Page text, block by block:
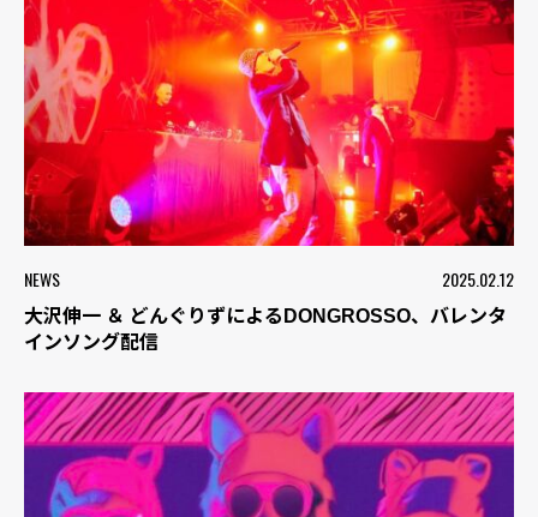
NEWS 2025.02.12
大沢伸一 ＆ どんぐりずによるDONGROSSO、バレンタ
インソング配信